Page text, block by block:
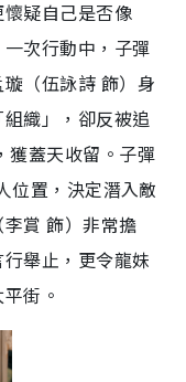
疑自己是否像
一次行動中，子彈
（伍詠詩 飾）身
織」，卻反被追
獲蓋天收留。子彈
位置，決定潛入敵
賞 飾）非常擔
舉止，更令龍妹
街。